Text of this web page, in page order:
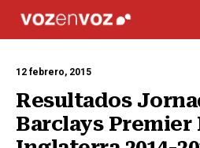
12 febrero, 2015
Resultados
Barclays Premier